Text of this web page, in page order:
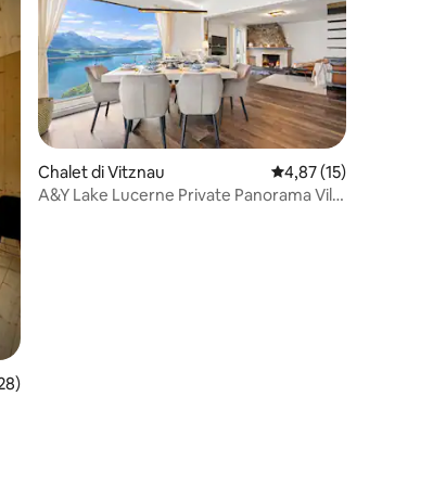
rata 5,0 dari 5, 28 ulasan
Chalet di Vitznau Nilai rata-rata 4,87
4,87 (15)
A&Y Lake Lucerne Private Panorama Villa